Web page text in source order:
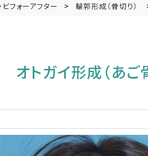
フォーアフター 輪郭形成（骨切り）
オトガイ形成（あご